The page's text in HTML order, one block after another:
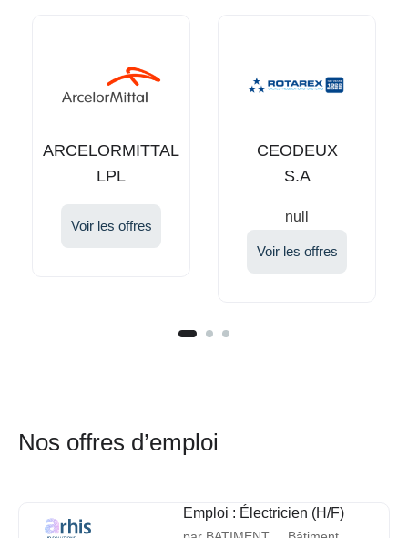
CEODEUX
S.A
HANFF
GLOBAL
SOLUTIONS
S.A.R.L
Voir les offres
Nos offres d’emploi
Emploi : Électricien (H/F)